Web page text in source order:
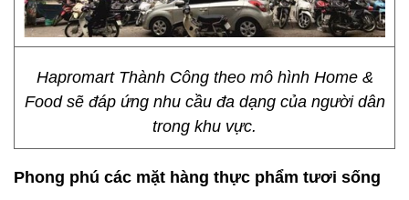
Hapromart Thành Công theo mô hình Home &
Food sẽ đáp ứng nhu cầu đa dạng của người dân
trong khu vực.
Phong phú các mặt hàng thực phẩm tươi sống